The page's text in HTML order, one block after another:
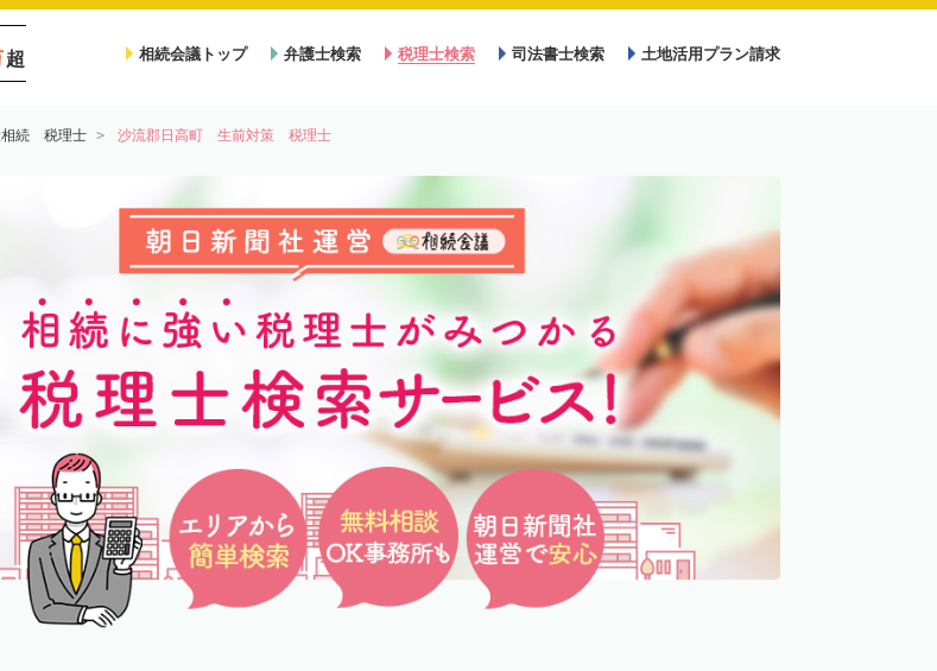
超 相続会議トップ 弁護士検索 税理士検索 司法書士検索 土地活用プラン請求
続 税理士 沙流郡日高町 生前対策 税理士